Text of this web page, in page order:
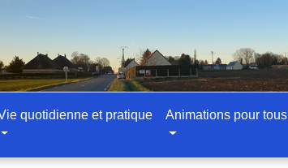
quotidienne et pratique Animations pour tous